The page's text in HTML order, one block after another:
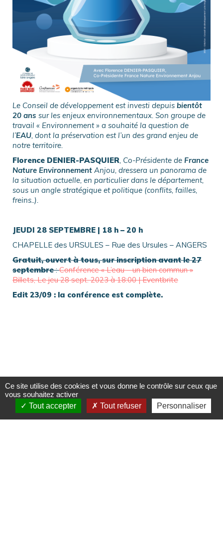
Le Conseil de développement est investi depuis bientôt
20 ans sur les enjeux environnementaux. Son groupe de
travail « Environnement » a souhaité la question de
l’EAU, dont la préservation est l’un des grand enjeu de
notre territoire.
Florence DENIER-PASQUIER, Co-Présidente de France
Nature Environnement Anjou, dressera un panorama de
la situation actuelle, en particulier dans le département,
sous un angle stratégique et politique (conflits, failles,
freins..).
JEUDI 28 SEPTEMBRE | 18 h – 20 h
CHAPELLE des URSULES – Rue des Ursules – ANGERS
Gratuit, ouvert à tous, sur inscription avant le 27
septembre:Conférence « L’eau – un bien commun »
Billets, Le jeu 28 sept. 2023 à 18:00 | Eventbrite
Edit 23/09 : la conférence est complète.
Ce site utilise des cookies et vous donne le contrôle sur ceux que
vous souhaitez activer
Tout accepter
Tout refuser Personnaliser